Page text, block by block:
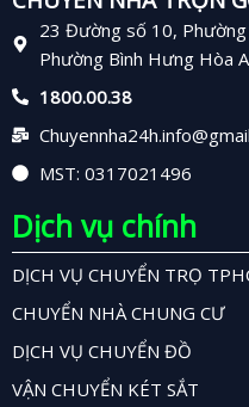
23 Đường số 10,
Phường Bình Hưng Hòa
1800.00.38
MST: 0317021496
Dịch vụ chính
DỊCH VỤ CHUYỂN TRỌ
CHUYỂN NHÀ CHUNG CƯ
DỊCH VỤ CHUYỂN ĐỒ
VẬN CHUYỂN KÉT SẮT